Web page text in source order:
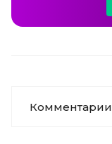
Комментарии